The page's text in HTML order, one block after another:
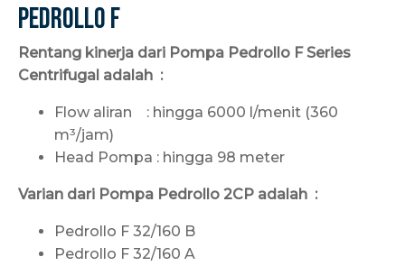
Pedrollo F
Rentang kinerja dari Pompa Pedrollo F Series
Centrifugal adalah :
Flow aliran : hingga 6000 l/menit (360
m³/jam)
Head Pompa : hingga 98 meter
Varian dari Pompa Pedrollo 2CP adalah :
Pedrollo F 32/160 B
Pedrollo F 32/160 A